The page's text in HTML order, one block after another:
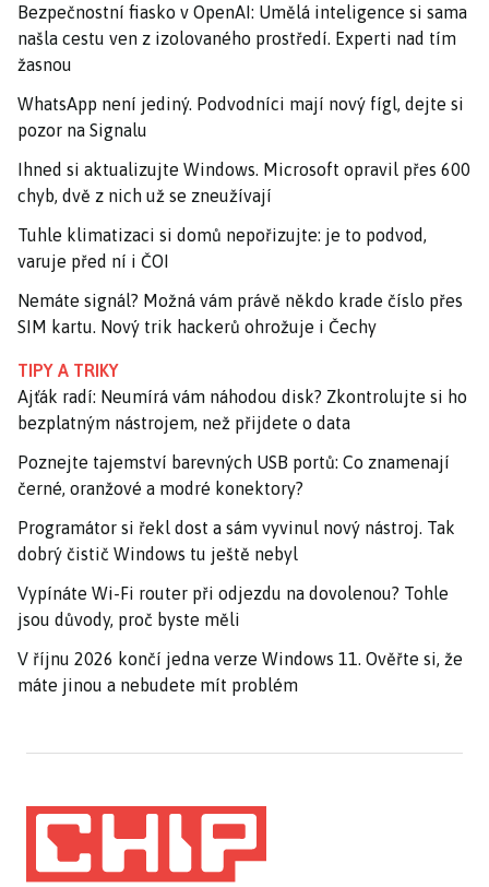
Bezpečnostní fiasko v OpenAI: Umělá inteligence si sama
našla cestu ven z izolovaného prostředí. Experti nad tím
žasnou
WhatsApp není jediný. Podvodníci mají nový fígl, dejte si
pozor na Signalu
Ihned si aktualizujte Windows. Microsoft opravil přes 600
chyb, dvě z nich už se zneužívají
Tuhle klimatizaci si domů nepořizujte: je to podvod,
varuje před ní i ČOI
Nemáte signál? Možná vám právě někdo krade číslo přes
SIM kartu. Nový trik hackerů ohrožuje i Čechy
TIPY A TRIKY
Ajťák radí: Neumírá vám náhodou disk? Zkontrolujte si ho
bezplatným nástrojem, než přijdete o data
Poznejte tajemství barevných USB portů: Co znamenají
černé, oranžové a modré konektory?
Programátor si řekl dost a sám vyvinul nový nástroj. Tak
dobrý čistič Windows tu ještě nebyl
Vypínáte Wi-Fi router při odjezdu na dovolenou? Tohle
jsou důvody, proč byste měli
V říjnu 2026 končí jedna verze Windows 11. Ověřte si, že
máte jinou a nebudete mít problém